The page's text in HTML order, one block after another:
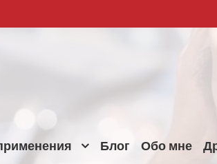
Блог Обо мне